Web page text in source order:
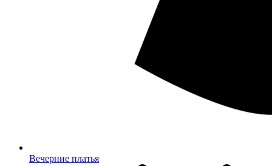
Вечерние платья